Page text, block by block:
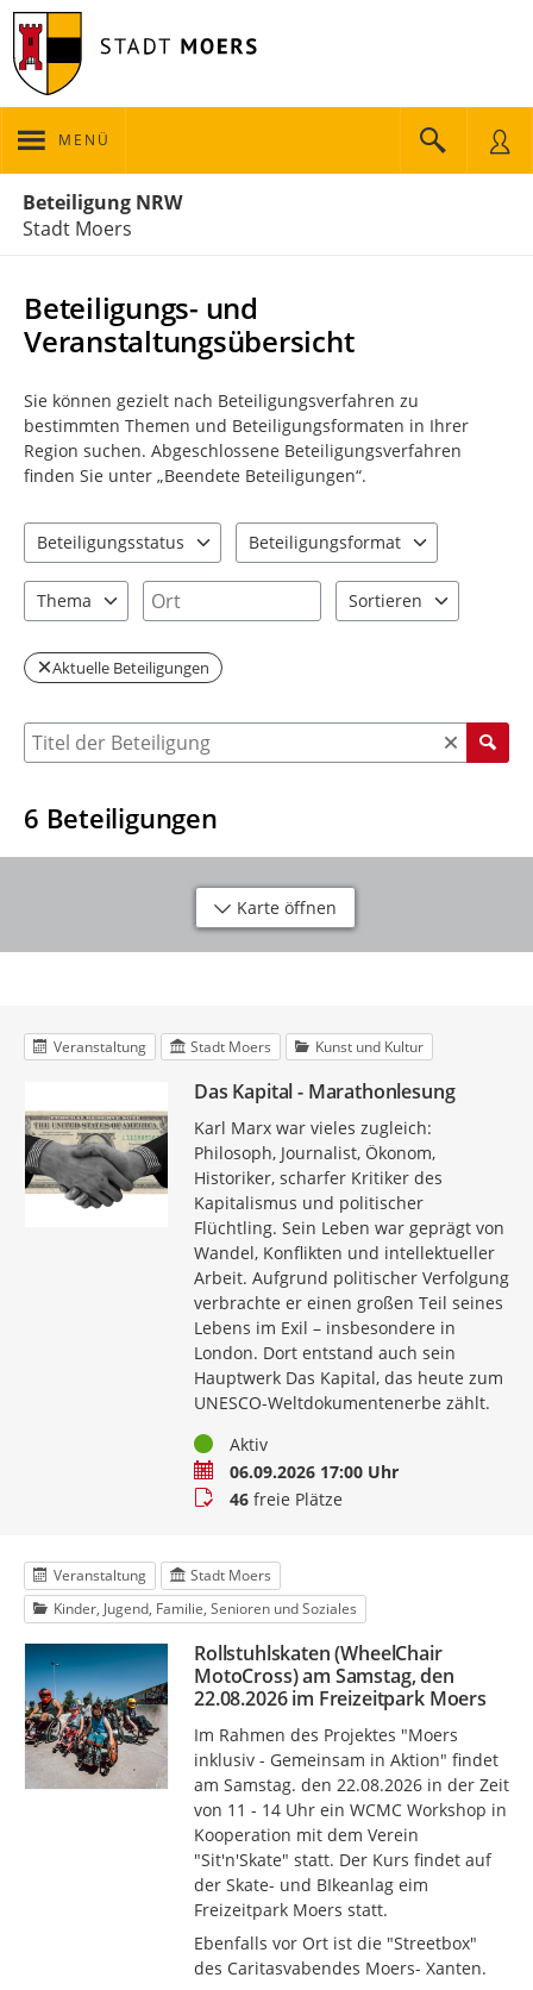
MENÜ
Beteiligung NRW
Stadt Moers
Beteiligungs- und
Veranstaltungsübersicht
Sie können gezielt nach Beteiligungsverfahren zu
bestimmten Themen und Beteiligungsformaten in Ihrer
Region suchen. Abgeschlossene Beteiligungsverfahren
finden Sie unter „Beendete Beteiligungen“.
Beteiligungsstatus
Beteiligungsformat
Thema
Ort
Sortieren
Aktuelle Beteiligungen
Suche nach Beteiligung
6 Beteiligungen
Karte öffnen
Veranstaltung Stadt Moers Kunst und Kultur
Das Kapital - Marathonlesung
Karl Marx war vieles zugleich:
Philosoph, Journalist, Ökonom,
Historiker, scharfer Kritiker des
Kapitalismus und politischer
Flüchtling. Sein Leben war geprägt von
Wandel, Konflikten und intellektueller
Arbeit. Aufgrund politischer Verfolgung
verbrachte er einen großen Teil seines
Lebens im Exil – insbesondere in
London. Dort entstand auch sein
Hauptwerk Das Kapital, das heute zum
UNESCO-Weltdokumentenerbe zählt.
StatusAktiv
Termin06.09.2026 17:00 Uhr
Buchungsstatus
46freie Plätze
Veranstaltung
Stadt Moers
Kinder, Jugend, Familie, Senioren und Soziales
Rollstuhlskaten (WheelChair
MotoCross) am Samstag, den
22.08.2026 im Freizeitpark Moers
Im Rahmen des Projektes "Moers
inklusiv - Gemeinsam in Aktion" findet
am Samstag. den 22.08.2026 in der Zeit
von 11 - 14 Uhr ein WCMC Workshop in
Kooperation mit dem Verein
"Sit'n'Skate" statt. Der Kurs findet auf
der Skate- und BIkeanlag eim
Freizeitpark Moers statt.
Ebenfalls vor Ort ist die "Streetbox"
des Caritasvabendes Moers- Xanten.